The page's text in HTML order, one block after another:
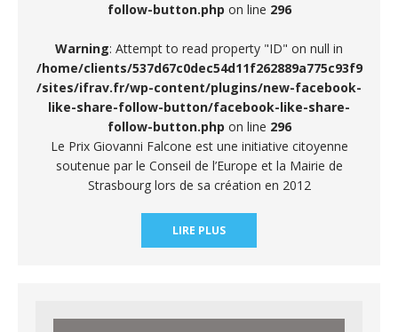
follow-button.php on line 296
Warning: Attempt to read property "ID" on null in
/home/clients/537d67c0dec54d11f262889a775c93f9
/sites/ifrav.fr/wp-content/plugins/new-facebook-
like-share-follow-button/facebook-like-share-
follow-button.php on line 296
Le Prix Giovanni Falcone est une initiative citoyenne
soutenue par le Conseil de l’Europe et la Mairie de
Strasbourg lors de sa création en 2012
LIRE PLUS